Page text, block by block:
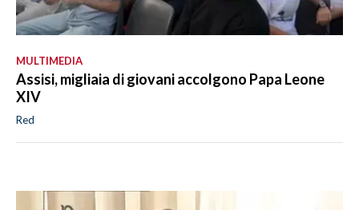
MULTIMEDIA
Assisi, migliaia di giovani accolgono Papa Leone
XIV
Red